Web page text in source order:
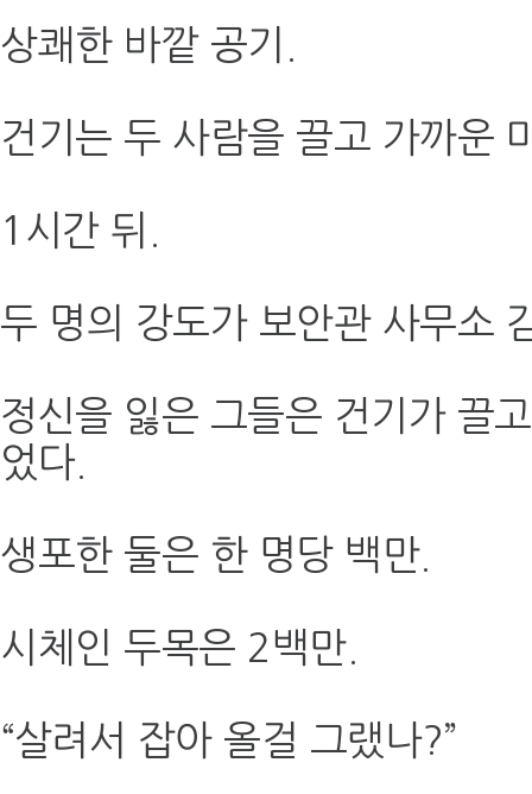
상쾌한 바깥 공기.
건기는 두 사람을 끌고 가까운
1시간 뒤.
두 명의 강도가 보안관 사무소
정신을 잃은 그들은 건기가 끌
었다.
생포한 둘은 한 명당 백만.
시체인 두목은 2백만.
“살려서 잡아 올걸 그랬나?”